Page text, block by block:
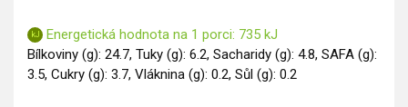
Energetická hodnota na 1 porci: 735 kJ
Bílkoviny (g): 24.7, Tuky (g): 6.2, Sacharidy (g): 4.8, SAFA (g):
3.5, Cukry (g): 3.7, Vláknina (g): 0.2, Sůl (g): 0.2